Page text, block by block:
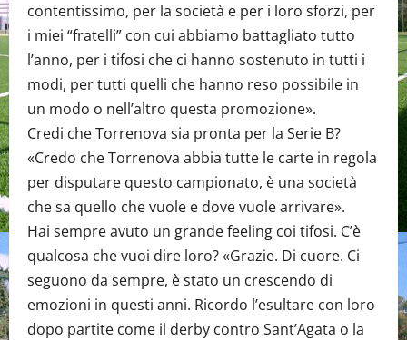
contentissimo, per la società e per i loro sforzi, per
i miei “fratelli” con cui abbiamo battagliato tutto
l’anno, per i tifosi che ci hanno sostenuto in tutti i
modi, per tutti quelli che hanno reso possibile in
un modo o nell’altro questa promozione».
Credi che Torrenova sia pronta per la Serie B?
«Credo che Torrenova abbia tutte le carte in regola
per disputare questo campionato, è una società
che sa quello che vuole e dove vuole arrivare».
Hai sempre avuto un grande feeling coi tifosi. C’è
qualcosa che vuoi dire loro? «Grazie. Di cuore. Ci
seguono da sempre, è stato un crescendo di
emozioni in questi anni. Ricordo l’esultare con loro
dopo partite come il derby contro Sant’Agata o la